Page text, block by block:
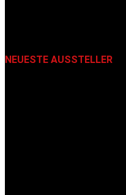
NEUESTE AUSSTELLER